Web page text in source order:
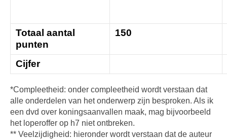
Totaal aantal
punten
150
Cijfer
*Compleetheid: onder compleetheid wordt verstaan dat
alle onderdelen van het onderwerp zijn besproken. Als ik
een dvd over koningsaanvallen maak, mag bijvoorbeeld
het loperoffer op h7 niet ontbreken.
** Veelzijdigheid: hieronder wordt verstaan dat de auteur